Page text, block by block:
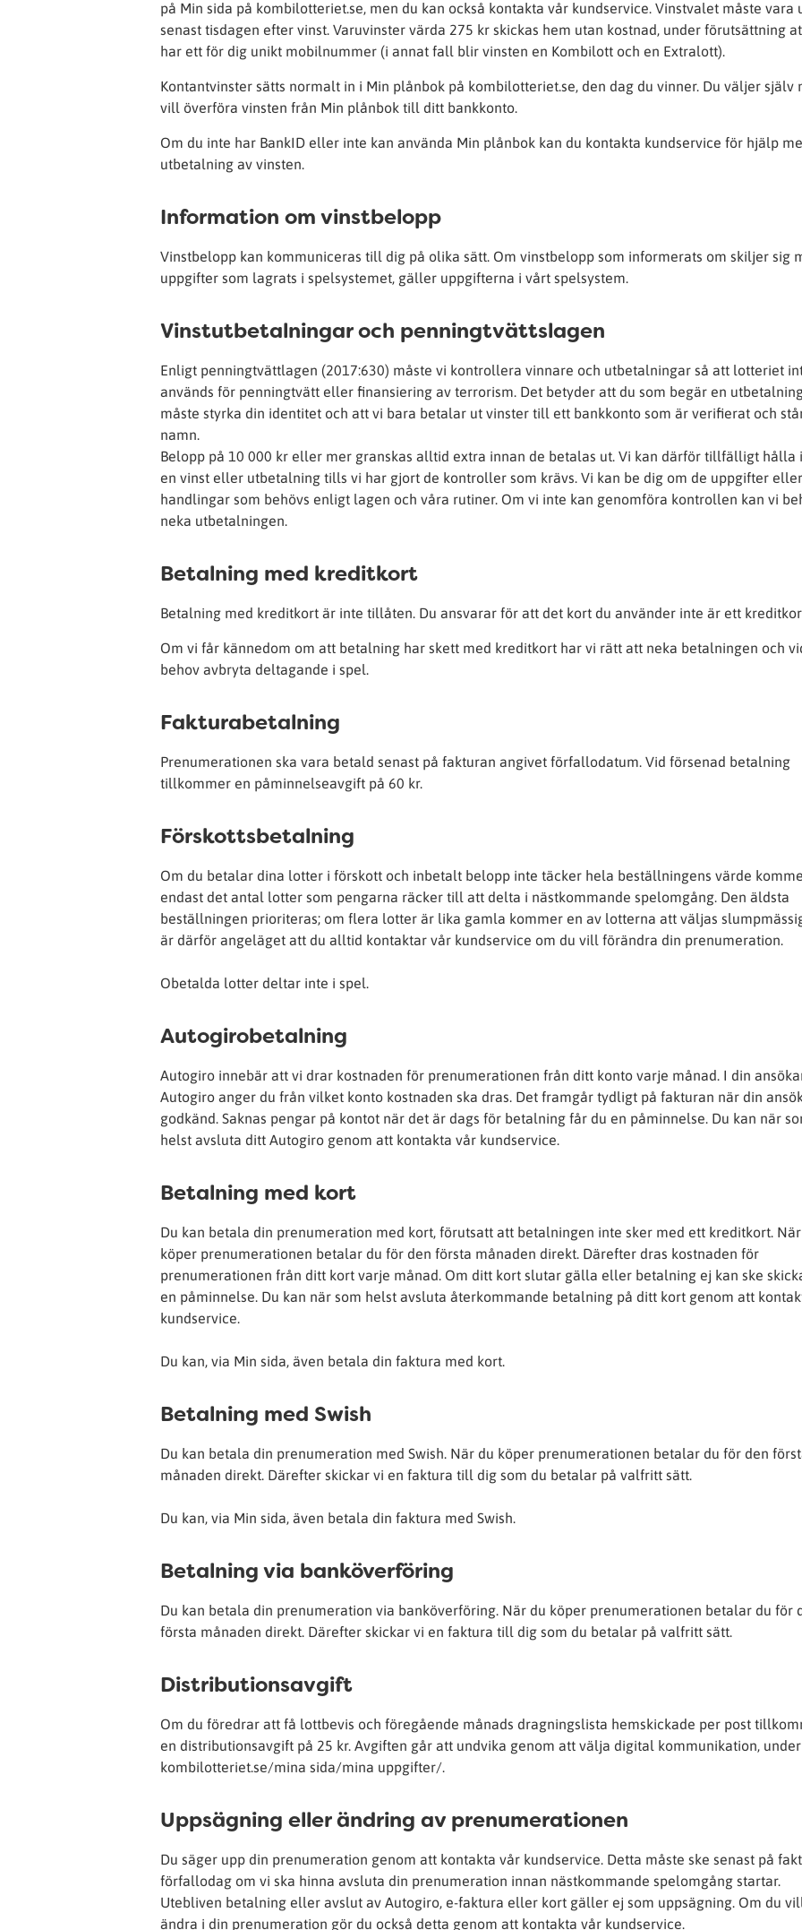
på Min sida på kombilotteriet.se, men du kan också kontakta vår kundservice. Vinstvalet måste vara
senast tisdagen efter vinst. Varuvinster värda 275 kr skickas hem utan kostnad, under förutsättning
har ett för dig unikt mobilnummer (i annat fall blir vinsten en Kombilott och en Extralott).
Kontantvinster sätts normalt in i Min plånbok på kombilotteriet.se, den dag du vinner. Du väljer själv
vill överföra vinsten från Min plånbok till ditt bankkonto.
Om du inte har BankID eller inte kan använda Min plånbok kan du kontakta kundservice för hjälp
utbetalning av vinsten.
Information om vinstbelopp
Vinstbelopp kan kommuniceras till dig på olika sätt. Om vinstbelopp som informerats om skiljer sig
uppgifter som lagrats i spelsystemet, gäller uppgifterna i vårt spelsystem.
Vinstutbetalningar och penningtvättslagen
Enligt penningtvättlagen (2017:630) måste vi kontrollera vinnare och utbetalningar så att lotteriet
används för penningtvätt eller finansiering av terrorism. Det betyder att du som begär en
måste styrka din identitet och att vi bara betalar ut vinster till ett bankkonto som är verifierat och
namn.
Belopp på 10 000 kr eller mer granskas alltid extra innan de betalas ut. Vi kan därför tillfälligt hålla
en vinst eller utbetalning tills vi har gjort de kontroller som krävs. Vi kan be dig om de uppgifter eller
handlingar som behövs enligt lagen och våra rutiner. Om vi inte kan genomföra kontrollen kan vi
neka utbetalningen.
Betalning med kreditkort
Betalning med kreditkort är inte tillåten. Du ansvarar för att det kort du använder inte är ett
Om vi får kännedom om att betalning har skett med kreditkort har vi rätt att neka betalningen och
behov avbryta deltagande i spel.
Fakturabetalning
Prenumerationen ska vara betald senast på fakturan angivet förfallodatum. Vid försenad betalning
tillkommer en påminnelseavgift på 60 kr.
Förskottsbetalning
Om du betalar dina lotter i förskott och inbetalt belopp inte täcker hela beställningens värde
endast det antal lotter som pengarna räcker till att delta i nästkommande spelomgång. Den äldsta
beställningen prioriteras; om flera lotter är lika gamla kommer en av lotterna att väljas
är därför angeläget att du alltid kontaktar vår kundservice om du vill förändra din prenumeration.
Obetalda lotter deltar inte i spel.
Autogirobetalning
Autogiro innebär att vi drar kostnaden för prenumerationen från ditt konto varje månad. I din
Autogiro anger du från vilket konto kostnaden ska dras. Det framgår tydligt på fakturan när din
godkänd. Saknas pengar på kontot när det är dags för betalning får du en påminnelse. Du kan när
helst avsluta ditt Autogiro genom att kontakta vår kundservice.
Betalning med kort
Du kan betala din prenumeration med kort, förutsatt att betalningen inte sker med ett kreditkort.
köper prenumerationen betalar du för den första månaden direkt. Därefter dras kostnaden för
prenumerationen från ditt kort varje månad. Om ditt kort slutar gälla eller betalning ej kan ske
en påminnelse. Du kan när som helst avsluta återkommande betalning på ditt kort genom att
kundservice.
Du kan, via Min sida, även betala din faktura med kort.
Betalning med Swish
Du kan betala din prenumeration med Swish. När du köper prenumerationen betalar du för den
månaden direkt. Därefter skickar vi en faktura till dig som du betalar på valfritt sätt.
Du kan, via Min sida, även betala din faktura med Swish.
Betalning via banköverföring
Du kan betala din prenumeration via banköverföring. När du köper prenumerationen betalar du för
första månaden direkt. Därefter skickar vi en faktura till dig som du betalar på valfritt sätt.
Distributionsavgift
Om du föredrar att få lottbevis och föregående månads dragningslista hemskickade per post
en distributionsavgift på 25 kr. Avgiften går att undvika genom att välja digital kommunikation, under
kombilotteriet.se/mina sida/mina uppgifter/.
Uppsägning eller ändring av prenumerationen
Du säger upp din prenumeration genom att kontakta vår kundservice. Detta måste ske senast på
förfallodag om vi ska hinna avsluta din prenumeration innan nästkommande spelomgång startar.
Utebliven betalning eller avslut av Autogiro, e-faktura eller kort gäller ej som uppsägning. Om du
ändra i din prenumeration gör du också detta genom att kontakta vår kundservice.